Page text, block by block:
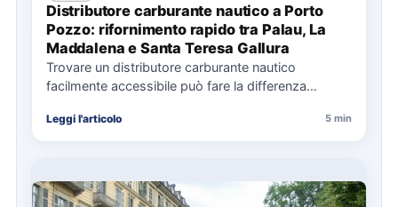
Distributore carburante nautico a Porto
Pozzo: rifornimento rapido tra Palau, La
Maddalena e Santa Teresa Gallura
Trovare un distributore carburante nautico
facilmente accessibile può fare la differenza
soprattutto…
Leggi l'articolo 5 min